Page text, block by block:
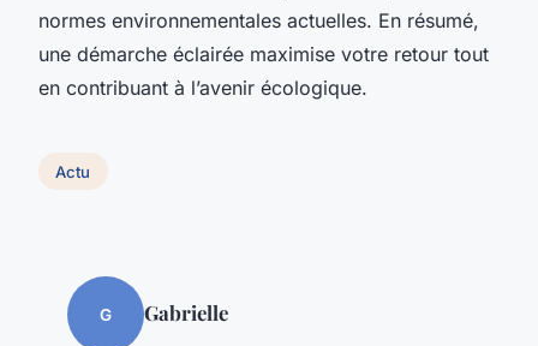
normes environnementales actuelles. En résumé,
une démarche éclairée maximise votre retour tout
en contribuant à l’avenir écologique.
Actu
G Gabrielle